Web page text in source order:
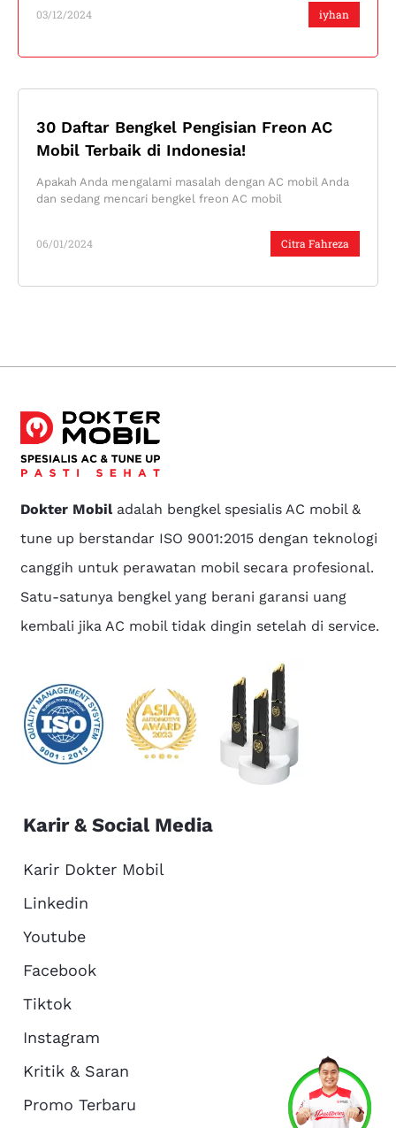
About Us
iyhan
03/12/2024
30 Daftar Bengkel Pengisian Freon AC
Mobil Terbaik di Indonesia!
Citra Fahreza
06/01/2024
Apakah Anda mengalami masalah dengan AC mobil Anda
dan sedang mencari bengkel freon AC mobil
Dokter Mobiladalah bengkel spesialis AC mobil &
tune up berstandar ISO 9001:2015 dengan teknologi
canggih untuk perawatan mobil secara profesional.
Satu-satunya bengkel yang berani garansi uang
kembali jika AC mobil tidak dingin setelah di service.
Karir & Social Media
Karir Dokter Mobil
Linkedin
Youtube
Facebook
Tiktok
Instagram
Kritik & Saran
Promo Terbaru